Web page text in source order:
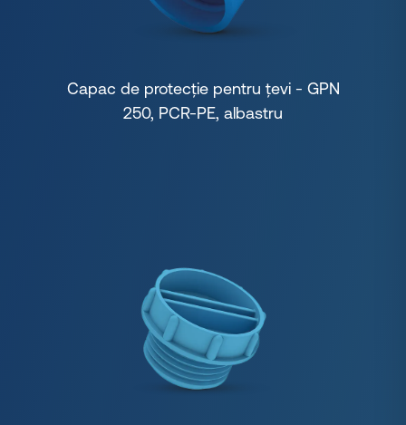
Capac de protecție pentru țevi - GPN
250, PCR-PE, albastru